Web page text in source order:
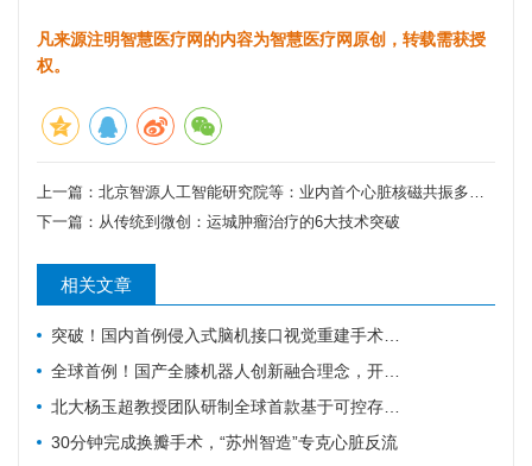
凡来源注明智慧医疗网的内容为智慧医疗网原创，转载需获授
权。
上一篇： 北京智源人工智能研究院等：业内首个心脏核磁共振多模态推理诊断智能体--BAAI Cardiac Agent
下一篇： 从传统到微创：运城肿瘤治疗的6大技术突破
相关文章
突破！国内首例侵入式脑机接口视觉重建手术成功开展
全球首例！国产全膝机器人创新融合理念，开启智能单髁置换手术新时代
北大杨玉超教授团队研制全球首款基于可控存内计算的忆阻器神经动力学芯片
30分钟完成换瓣手术，“苏州智造”专克心脏反流